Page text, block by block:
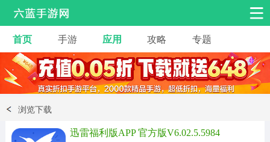
安卓手游 手游工具
热门手游 角色扮演 益智休闲
动作射击
首页 手游 应用 攻略 专题
浏览下载
迅雷福利版APP 官方版V6.02.5.5984